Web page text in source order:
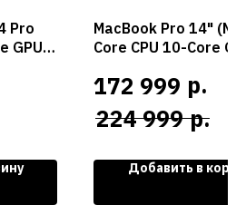
Pro
GPU,
MacBook Pro 14"
Core CPU 10-Core
черный космос
172 999 р.
224 999 р.
Добавить в